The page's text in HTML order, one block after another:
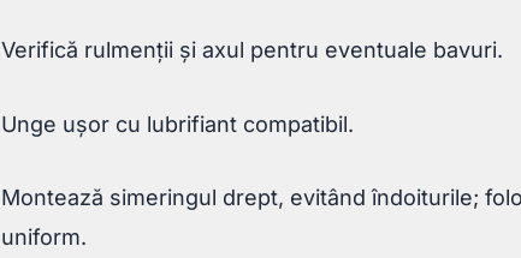
Verifică rulmenții și axul pentru eventuale bavuri.
Unge ușor cu lubrifiant compatibil.
Montează simeringul drept, evitând îndoiturile;
uniform.